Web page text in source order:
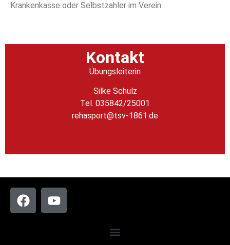
Krankenkasse oder Selbstzahler im Verein
Kontakt
Übungsleiterin
Silke Schulz
Tel. 035842/25001
rehasport@tsv-1861.de